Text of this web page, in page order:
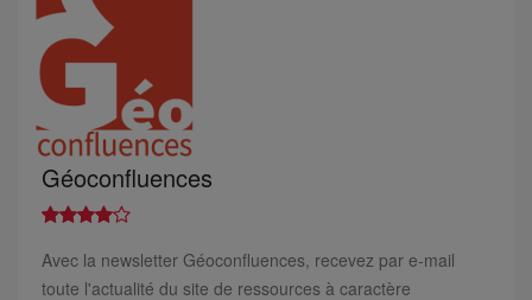
Géoconfluences
Avec la newsletter Géoconfluences, recevez par e-mail
toute l'actualité du site de ressources à caractère